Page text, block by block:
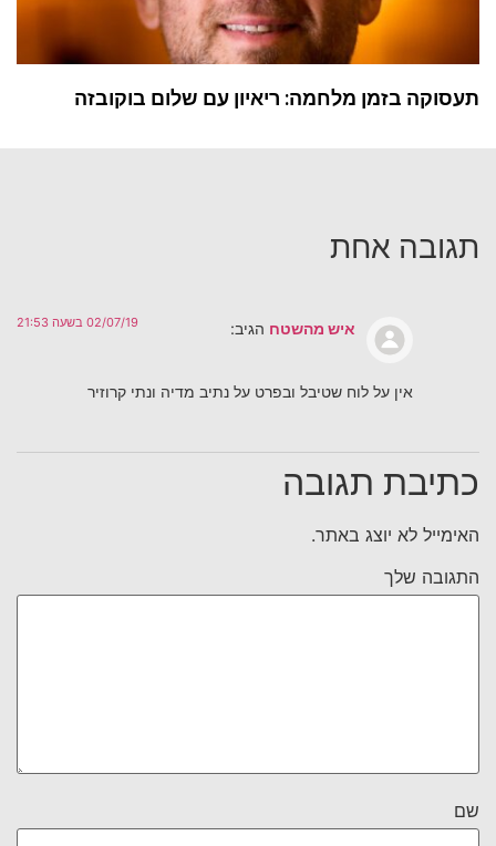
תעסוקה בזמן מלחמה: ריאיון עם שלום בוקובזה
תגובה אחת
איש מהשטח הגיב: 02/07/19 בשעה 21:53
אין על לוח שטיבל ובפרט על נתיב מדיה ונתי קרוזיר
כתיבת תגובה
האימייל לא יוצג באתר.
התגובה שלך
שם